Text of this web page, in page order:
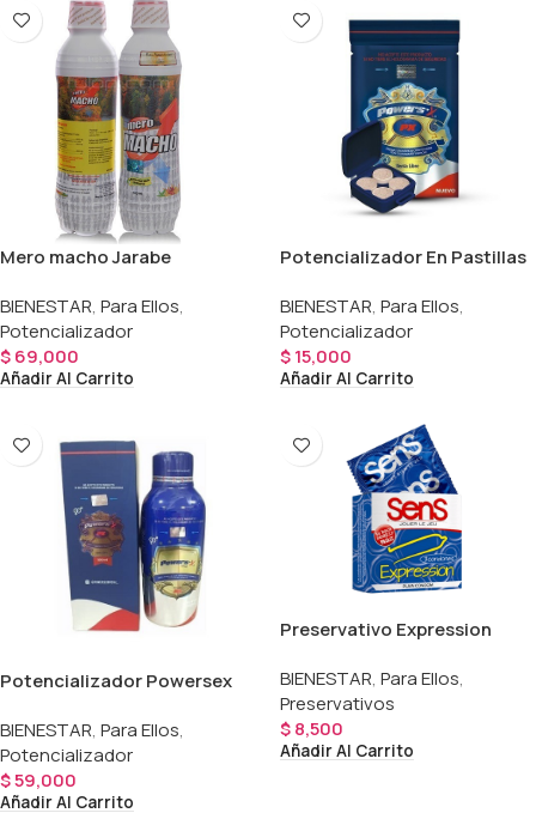
Mero macho Jarabe
BIENESTAR, Para Ellos,
Potencializador
$69,000
Añadir Al Carrito
Potencializador En Pastillas
BIENESTAR, Para Ellos,
Potencializador
$15,000
Añadir Al Carrito
Potencializador Powersex
BIENESTAR, Para Ellos,
Potencializador
$59,000
Añadir Al Carrito
Preservativo Expression
BIENESTAR, Para Ellos,
Preservativos
$8,500
Añadir Al Carrito